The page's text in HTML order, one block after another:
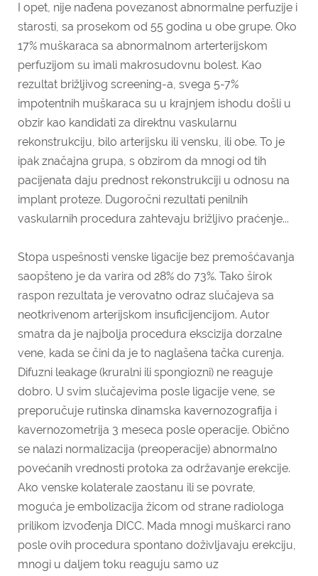
I opet, nije nađena povezanost abnormalne perfuzije i
starosti, sa prosekom od 55 godina u obe grupe. Oko
17% muškaraca sa abnormalnom arterterijskom
perfuzijom su imali makrosudovnu bolest. Kao
rezultat brižljivog screening-a, svega 5-7%
impotentnih muškaraca su u krajnjem ishodu došli u
obzir kao kandidati za direktnu vaskularnu
rekonstrukciju, bilo arterijsku ili vensku, ili obe. To je
ipak značajna grupa, s obzirom da mnogi od tih
pacijenata daju prednost rekonstrukciji u odnosu na
implant proteze. Dugoročni rezultati penilnih
vaskularnih procedura zahtevaju brižljivo praćenje...
Stopa uspešnosti venske ligacije bez premošćavanja
saopšteno je da varira od 28% do 73%. Tako širok
raspon rezultata je verovatno odraz slučajeva sa
neotkrivenom arterijskom insuficijencijom. Autor
smatra da je najbolja procedura ekscizija dorzalne
vene, kada se čini da je to naglašena tačka curenja.
Difuzni leakage (kruralni ili spongiozni) ne reaguje
dobro. U svim slučajevima posle ligacije vene, se
preporučuje rutinska dinamska kavernozografija i
kavernozometrija 3 meseca posle operacije. Obično
se nalazi normalizacija (preoperacije) abnormalno
povećanih vrednosti protoka za održavanje erekcije.
Ako venske kolaterale zaostanu ili se povrate,
moguća je embolizacija žicom od strane radiologa
prilikom izvođenja DICC. Mada mnogi muškarci rano
posle ovih procedura spontano doživljavaju erekciju,
mnogi u daljem toku reaguju samo uz